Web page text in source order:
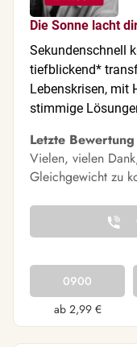
Die Sonne lacht
Sekundenschnell
tiefblickend*
Lebenskrisen, mit
stimmige
Letzte Bewertung
Vielen, vielen
Gleichgewicht zu
0900
ab 2,99 €